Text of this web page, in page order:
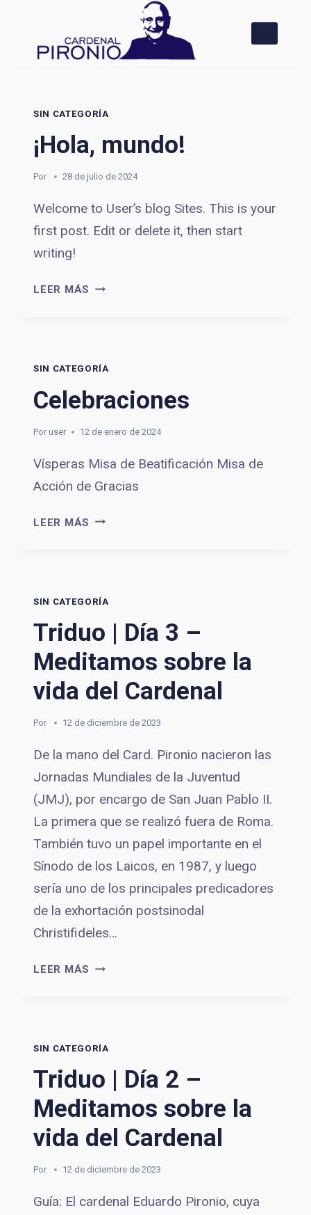
contenido
SIN CATEGORÍA
¡Hola, mundo!
Por 28 de julio de 2024
Welcome to User’s blog Sites. This is your
first post. Edit or delete it, then start
writing!
LEER MÁS ¡HOLA,
SIN CATEGORÍA
Celebraciones
Por user 12 de enero de 2024
Vísperas Misa de Beatificación Misa de
Acción de Gracias
LEER MÁS CELEBRACIONES
SIN CATEGORÍA
Triduo | Día 3 –
Meditamos sobre la
vida del Cardenal
Por 12 de diciembre de 2023
De la mano del Card. Pironio nacieron las
Jornadas Mundiales de la Juventud
(JMJ), por encargo de San Juan Pablo II.
La primera que se realizó fuera de Roma.
También tuvo un papel importante en el
Sínodo de los Laicos, en 1987, y luego
sería uno de los principales predicadores
de la exhortación postsinodal
Christifideles…
LEER MÁS TRIDUO
MEDITAMOS
SOBRE
LA
VIDA
CARDENAL
SIN CATEGORÍA
Triduo | Día 2 –
Meditamos sobre la
vida del Cardenal
Por 12 de diciembre de 2023
Guía: El cardenal Eduardo Pironio, cuya